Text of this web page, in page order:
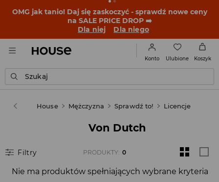
OMG jak tanio! Daj się zaskoczyć - sprawdź nowe ceny
na SALE PRICE DROP ➡️
Dla niej
Dla niego
Konto Ulubione Koszyk
Szukaj
House Mężczyzna Sprawdź to! Licencje
Von Dutch
Filtry PRODUKTY: 0
Nie ma produktów spełniających wybrane kryteria